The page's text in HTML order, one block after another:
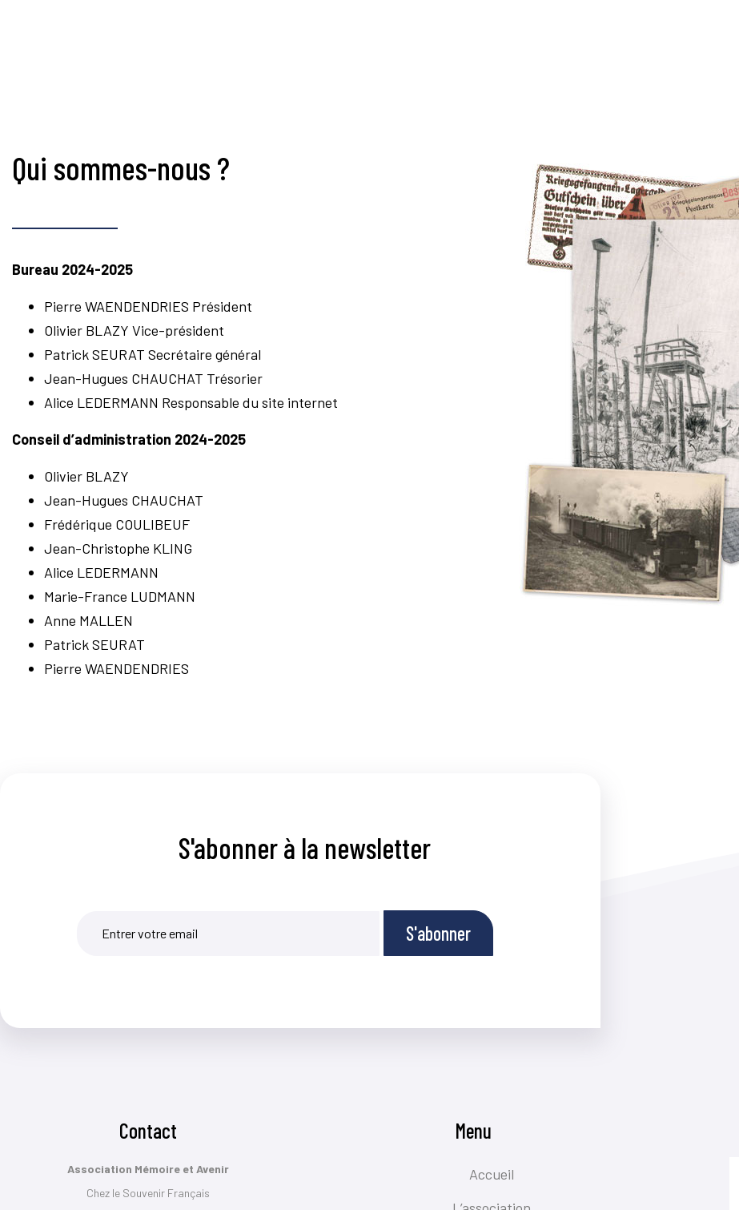
Qui sommes-nous ?
Bureau 2024-2025
Pierre WAENDENDRIES Président
Olivier BLAZY Vice-président
Patrick SEURAT Secrétaire général
Jean-Hugues CHAUCHAT Trésorier
Alice LEDERMANN Responsable du site internet
Conseil d’administration 2024-2025
Olivier BLAZY
Jean-Hugues CHAUCHAT
Frédérique COULIBEUF
Jean-Christophe KLING
Alice LEDERMANN
Marie-France LUDMANN
Anne MALLEN
Patrick SEURAT
Pierre WAENDENDRIES
S'abonner à la newsletter
S'abonner
Contact
Association Mémoire et Avenir
Chez le Souvenir Français
Menu
Accueil